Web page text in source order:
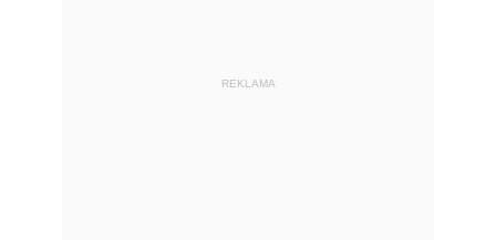
REKLAMA